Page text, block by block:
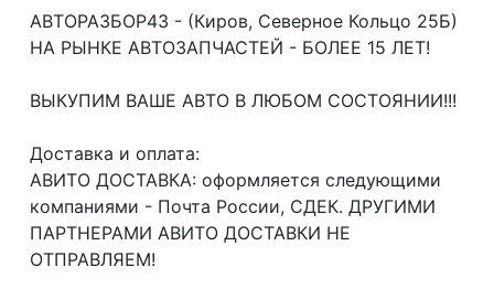
АВТОРАЗБОР43 - (Киров, Северное Кольцо 25Б)
НА РЫНКЕ АВТОЗАПЧАСТЕЙ - БОЛЕЕ 15 ЛЕТ!
ВЫКУПИМ ВАШЕ АВТО В ЛЮБОМ СОСТОЯНИИ!!!
Доcтавка и oплата:
АВИТО ДОСТАВКА: оформляется следующими
компаниями - Почта России, СДЕК. ДРУГИМИ
ПАРТНЕРАМИ АВИТО ДОСТАВКИ НЕ
ОТПРАВЛЯЕМ!